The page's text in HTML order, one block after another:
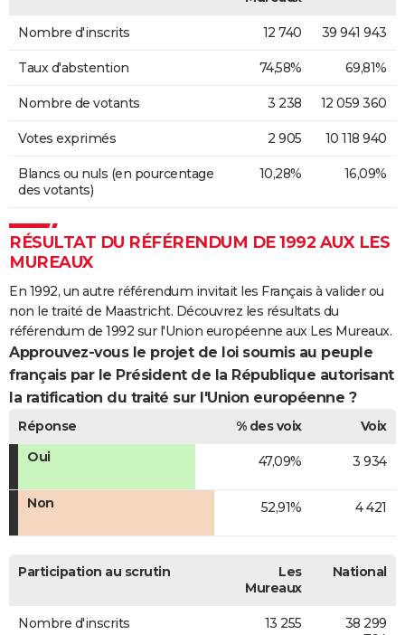
Nombre d'inscrits 12 740 39 941 943
Taux d'abstention 74,58% 69,81%
Nombre de votants 3 238 12 059 360
Votes exprimés 2 905 10 118 940
Blancs ou nuls (en pourcentage
des votants)
10,28% 16,09%
RÉSULTAT DU RÉFÉRENDUM DE 1992 AUX LES
MUREAUX
En 1992, un autre référendum invitait les Français à valider ou
non le traité de Maastricht. Découvrez les résultats du
référendum de 1992 sur l'Union européenne aux Les Mureaux.
Approuvez-vous le projet de loi soumis au peuple
français par le Président de la République autorisant
la ratification du traité sur l'Union européenne ?
Réponse % des voix
Voix
Oui
47,09% 3 934
Non 52,91% 4 421
Participation au scrutin
Les
Mureaux
National
Nombre d'inscrits 13 255
38 299